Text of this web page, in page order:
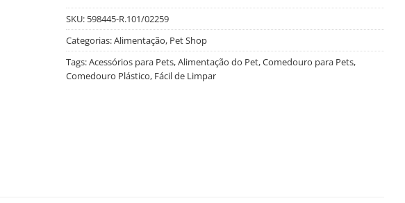
SKU: 598445-R.101/02259
Categorias:Alimentação, Pet Shop
Tags:Acessórios para Pets,Alimentação do Pet,Comedouro para Pets,
Comedouro Plástico, Fácil de Limpar